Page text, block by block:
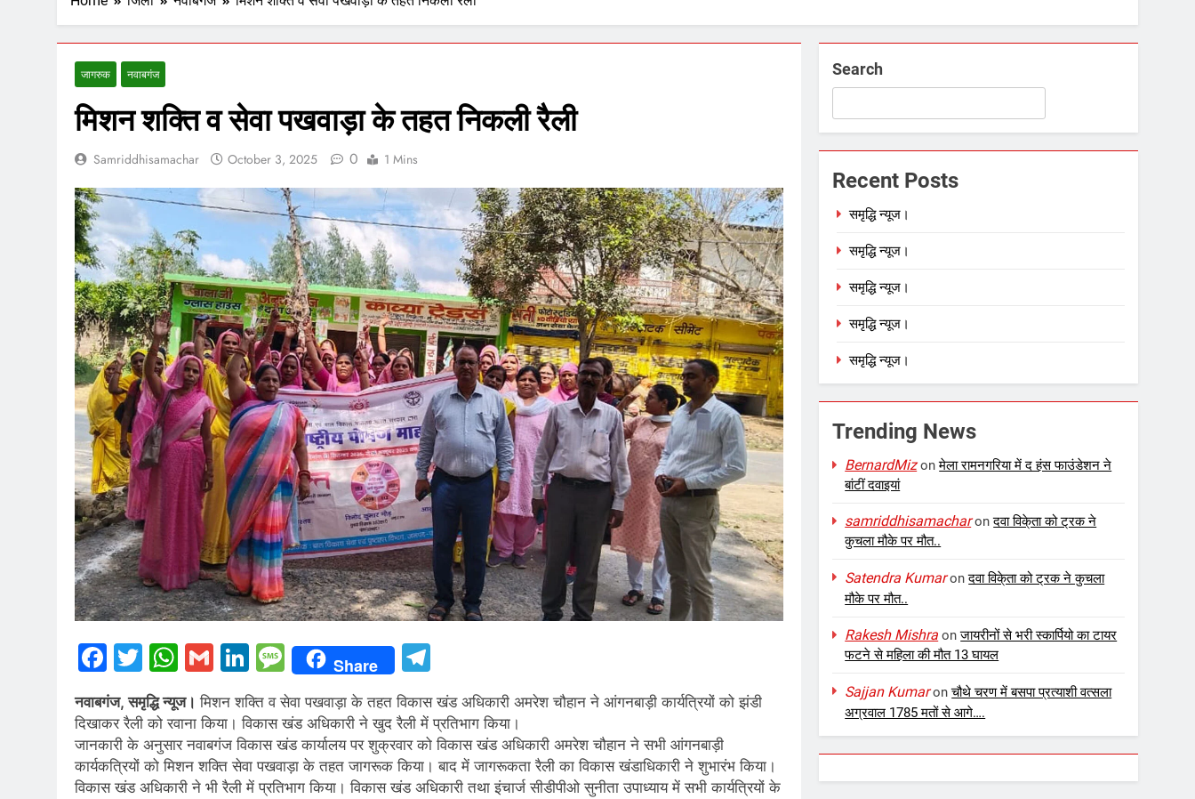
जागरुक नवाबगंज
मिशन शक्ति व सेवा पखवाड़ा के तहत निकली रैली
Samriddhisamachar October 3, 2025 0 1 Mins
Facebook
Twitter
WhatsApp
GmailLinkedIn
Message
Share
नवाबगंज, समृद्धि न्यूज। मिशन शक्ति व सेवा पखवाड़ा के तहत विकास खंड अधिकारी अमरेश चौहान ने आंगनबाड़ी कार्यत्रियों को झंडी
दिखाकर रैली को रवाना किया। विकास खंड अधिकारी ने खुद रैली में प्रतिभाग किया।
जानकारी के अनुसार नवाबगंज विकास खंड कार्यालय पर शुक्रवार को विकास खंड अधिकारी अमरेश चौहान ने सभी आंगनबाड़ी
कार्यकत्रियों को मिशन शक्ति सेवा पखवाड़ा के तहत जागरूक किया। बाद में जागरूकता रैली का विकास खंडाधिकारी ने शुभारंभ किया।
विकास खंड अधिकारी ने भी रैली में प्रतिभाग किया। विकास खंड अधिकारी तथा इंचार्ज सीडीपीओ सुनीता उपाध्याय में सभी कार्यत्रियों के
Search
Recent Posts
समृद्धि न्यूज।
समृद्धि न्यूज।
समृद्धि न्यूज।
समृद्धि न्यूज।
समृद्धि न्यूज।
Trending News
BernardMizonमेला रामनगरिया में द हंस फाउंडेशन ने
बांटीं दवाइयां
samriddhisamacharonदवा विके्ता को ट्रक ने
कुचला मौके पर मौत..
Satendra Kumaronदवा विके्ता को ट्रक ने कुचला
मौके पर मौत..
Rakesh Mishra onजायरीनों से भरी स्कार्पियो का टायर
फटने से महिला की मौत 13 घायल
Sajjan Kumaronचौथे चरण में बसपा प्रत्याशी वत्सला
अग्रवाल 1785 मतों से आगे….